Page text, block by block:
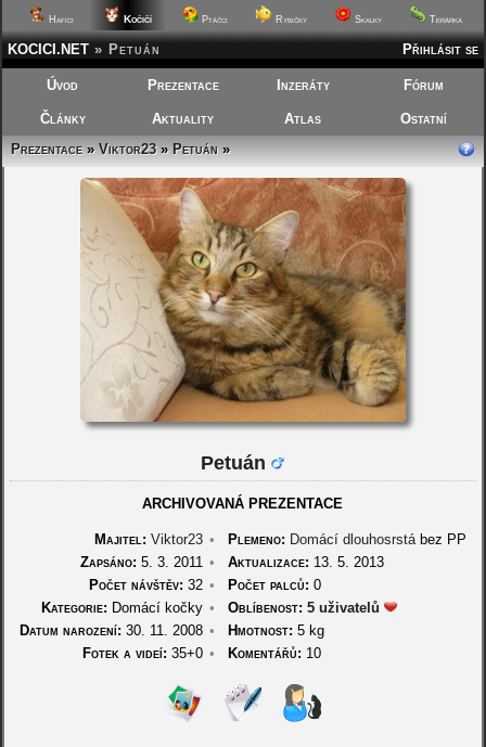
Hafíci Kočičí Ptáčci Rybičky Skalky Terárka
Přihlásit se
KOCICI.NET » Petuán
Úvod Prezentace Inzeráty Fórum
Články Aktuality Atlas
Ostatní
Prezentace»Viktor23»Petuán»
Petuán
ARCHIVOVANÁ PREZENTACE
Majitel: Viktor23 • Plemeno: Domácí dlouhosrstábez PP
Zapsáno: 5. 3. 2011 • Aktualizace: 13. 5. 2013
Počet návštěv: 32 • Počet palců: 0
Kategorie: Domácí kočky • Oblíbenost: 5 uživatelů
Datum narození: 30. 11. 2008 • Hmotnost: 5 kg
Fotek a videí: 35+0 • Komentářů: 10